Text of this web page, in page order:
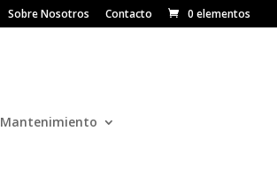
Sobre Nosotros Contacto 0 elementos
Mantenimiento